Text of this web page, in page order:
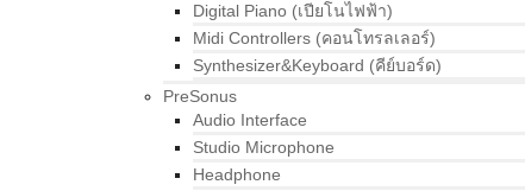
Digital Piano (เปียโนไฟฟ้า)
Midi Controllers (คอนโทรลเลอร์)
Synthesizer&Keyboard (คีย์บอร์ด)
PreSonus
Audio Interface
Studio Microphone
Headphone